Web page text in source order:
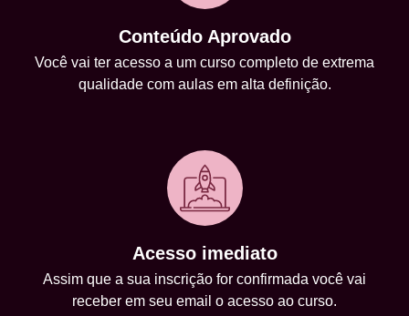
Conteúdo Aprovado
Você vai ter acesso a um curso completo de extrema
qualidade com aulas em alta definição.
Acesso imediato
Assim que a sua inscrição for confirmada você vai
receber em seu email o acesso ao curso.